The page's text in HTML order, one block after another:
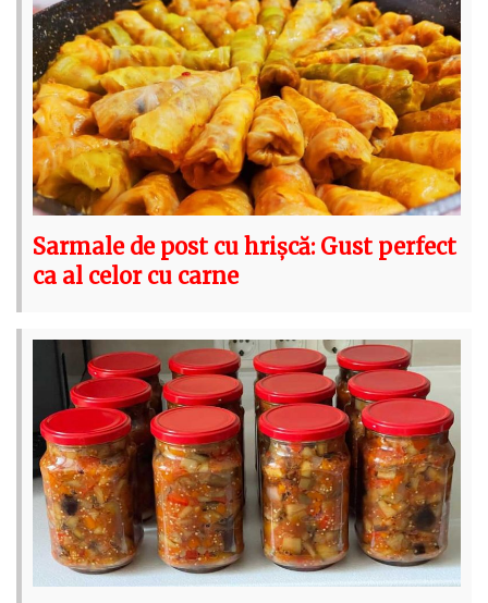
Sarmale de post cu hrișcă: Gust perfect
ca al celor cu carne